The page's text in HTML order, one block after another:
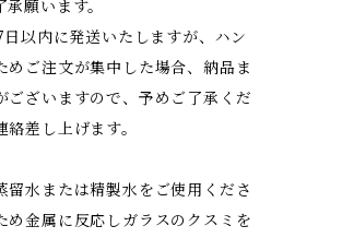
願います。
以内に発送いたしますが、ハン
めご注文が集中した場合、納品ま
ございますので、予めご了承くだ
差し上げます。
水または精製水をご使用くださ
め金属に反応しガラスのクスミを